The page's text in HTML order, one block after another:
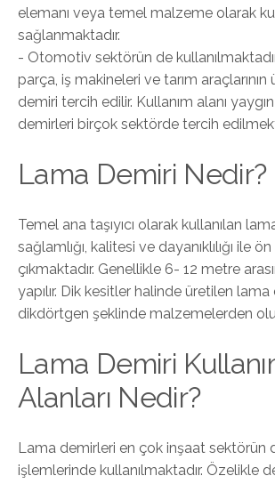
elemanı veya temel malzeme olarak
sağlanmaktadır.
- Otomotiv sektörün de
parça, iş makineleri ve tarım
demiri tercih edilir. Kullanım alanı
demirleri birçok sektörde tercih
Lama Demiri Nedir?
Temel ana taşıyıcı olarak kullanılan
sağlamlığı, kalitesi ve dayanıklılığı ile
çıkmaktadır. Genellikle 6- 12 metre
yapılır. Dik kesitler halinde üretilen
dikdörtgen şeklinde malzemelerden
Lama Demiri
Alanları Nedir?
Lama demirleri en çok inşaat sektörün
işlemlerinde kullanılmaktadır. Özelikle